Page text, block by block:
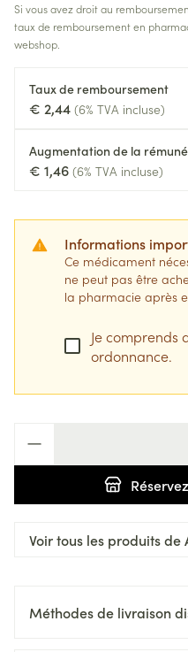
Si vous avez droit au
taux de remboursement en
webshop.
Taux de remboursement
€ 2,44 (6% TVA incluse)
Augmentation de la
€ 1,46 (6% TVA incluse)
Informations
Ce médicament
ne peut pas être
la pharmacie après
Je comprends
ordonnance.
Réservez
Voir tous les produits de
Méthodes de livraison